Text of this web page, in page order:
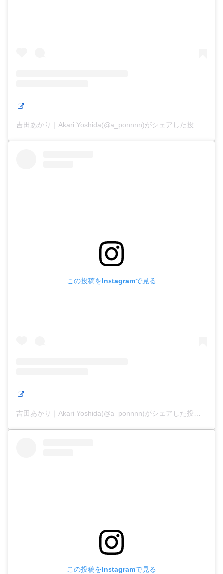
この投稿をInstagramで見る
この投稿をInstagramで見る